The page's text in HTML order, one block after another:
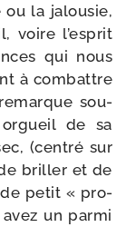
la jalou­sie,
voire l’es­prit
qui nous
à com­battre
sou­
de sa
(cen­tré sur
briller et de
de petit « pro­
un par­mi